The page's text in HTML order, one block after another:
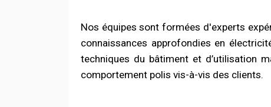
Nos équipes sont formées d'experts
connaissances approfondies en
techniques du bâtiment et d’utilisation
comportement polis vis-à-vis des clients.